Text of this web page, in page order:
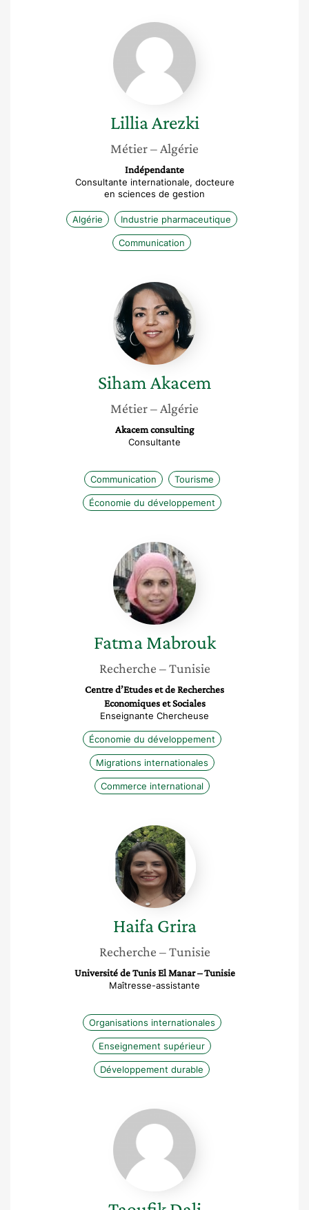
Lillia
Arezki
LilliaArezki
Métier– Algérie
Indépendante
Consultante internationale, docteure
en sciences de gestion
Algérie Industrie pharmaceutique
Communication
Siham
Akacem
Siham Akacem
Métier– Algérie
Akacem consulting
Consultante
Communication Tourisme
Économie du développement
Fatma
Mabrouk
Fatma Mabrouk
Recherche – Tunisie
Centre d’Etudes et de Recherches
Economiques et Sociales
Enseignante Chercheuse
Économie du développement
Migrations internationales
Commerce international
Haifa
Grira
Haifa Grira
Recherche – Tunisie
Université de Tunis El Manar – Tunisie
Maîtresse-assistante
Organisations internationales
Enseignement supérieur
Développement durable
Taoufik
Dali